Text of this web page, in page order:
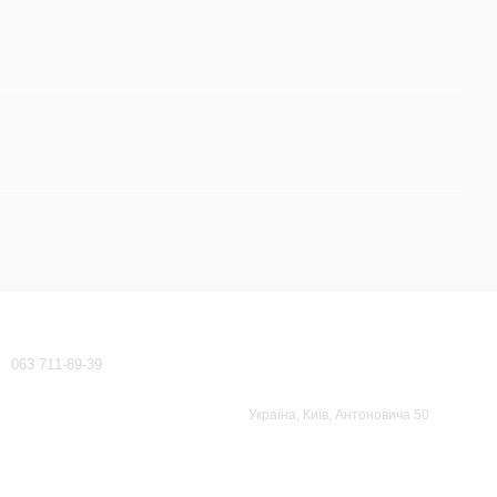
063 711-89-39
Україна, Київ, Антоновича 50